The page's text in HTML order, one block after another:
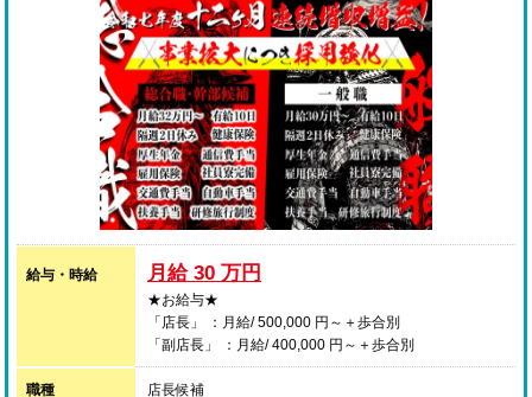
給与・時給 月給 30 万円
★お給与★
「店⻑」 ：⽉給/ 500,000 円～＋歩合別
「副店長」 ：⽉給/ 400,000 円～＋歩合別
「正社員」 ：⽉給/ 300,000 円～390,000 円+歩合(条件
アリ)
職種 店長候補